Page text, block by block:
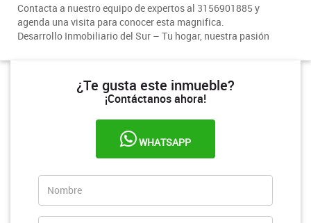
Contacta a nuestro equipo de expertos al 3156901885 y
agenda una visita para conocer esta magnifica.
Desarrollo Inmobiliario del Sur – Tu hogar, nuestra pasión
¿Te gusta este inmueble?
¡Contáctanos ahora!
WHATSAPP